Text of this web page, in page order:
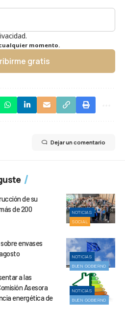
momento.
gratis
Dejar un comentario
NOTICIAS
SOCIAL
de su
de 200
NOTICIAS
BUEN GOBIERNO
envases
NOTICIAS
BUEN GOBIERNO
a las
Asesora
energética de